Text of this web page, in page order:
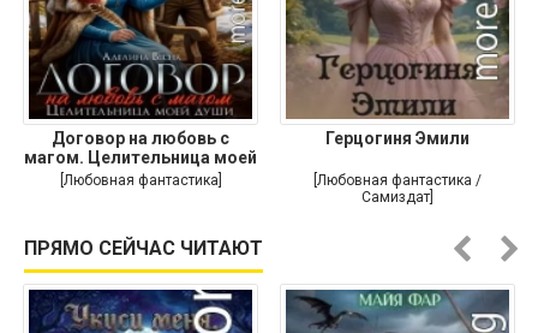
Договор на любовь с
магом. Целительница моей
души
[Любовная фантастика]
Герцогиня Эмили
[Любовная фантастика /
Самиздат]
ПРЯМО СЕЙЧАС ЧИТАЮТ